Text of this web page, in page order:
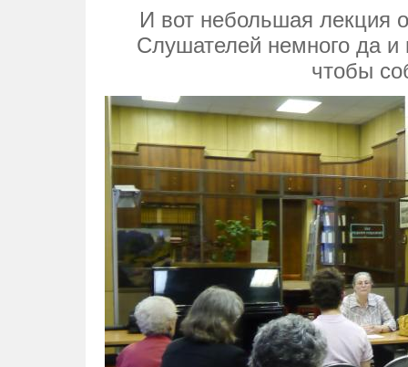
И вот небольшая лекция
Слушателей немного да
чтобы